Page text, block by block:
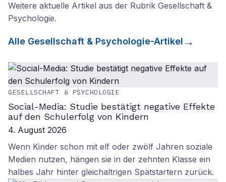
Weitere aktuelle Artikel aus der Rubrik Gesellschaft &
Psychologie.
Alle Gesellschaft & Psychologie-Artikel
GESELLSCHAFT & PSYCHOLOGIE
Social-Media: Studie bestätigt negative Effekte
auf den Schulerfolg von Kindern
4. August 2026
Wenn Kinder schon mit elf oder zwölf Jahren soziale
Medien nutzen, hängen sie in der zehnten Klasse ein
halbes Jahr hinter gleichaltrigen Spätstartern zurück.